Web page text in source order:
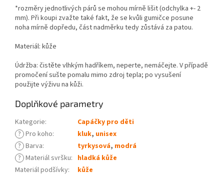
*rozměry jednotlivých párů se mohou mírně lišit (odchylka +- 2
mm). Při koupi zvažte také fakt, že se kvůli gumičce posune
noha mírně dopředu, část nadměrku tedy zůstává za patou.
Materiál: kůže
Údržba: čistěte vlhkým hadříkem, neperte, nemáčejte. V případě
promočení sušte pomalu mimo zdroj tepla; po vysušení
použijte výživu na kůži.
Doplňkové parametry
Kategorie:
Capáčky pro děti
? Pro koho: kluk, unisex
? Barva: tyrkysová, modrá
? Materiál svršku: hladká kůže
Materiál podšívky:
kůže